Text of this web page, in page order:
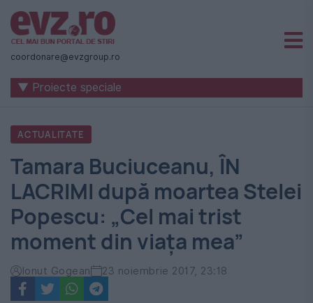
Știri
naționale
internaționale
România
Evenimentul
Zilei
coordonare@evzgroup.ro
▼ Proiecte speciale
ACTUALITATE
Tamara Buciuceanu, ÎN
LACRIMI după moartea Stelei
Popescu: „Cel mai trist
moment din viața mea”
Ionut Gogean 23 noiembrie 2017, 23:18